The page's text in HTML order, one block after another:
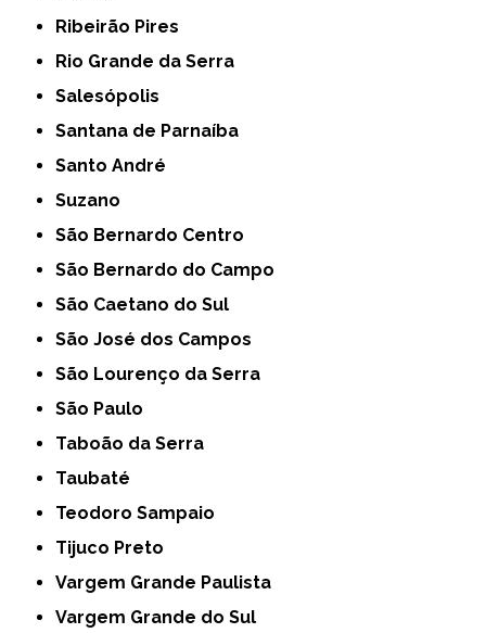
Ribeirão Pires
Rio Grande da Serra
Salesópolis
Santana de Parnaíba
Santo André
Suzano
São Bernardo Centro
São Bernardo do Campo
São Caetano do Sul
São José dos Campos
São Lourenço da Serra
São Paulo
Taboão da Serra
Taubaté
Teodoro Sampaio
Tijuco Preto
Vargem Grande Paulista
Vargem Grande do Sul